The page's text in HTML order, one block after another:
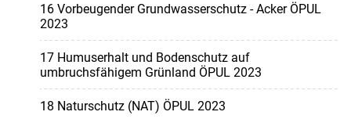
16 Vorbeugender Grundwasserschutz - Acker ÖPUL
2023
17 Humuserhalt und Bodenschutz auf
umbruchsfähigem Grünland ÖPUL 2023
18 Naturschutz (NAT) ÖPUL 2023